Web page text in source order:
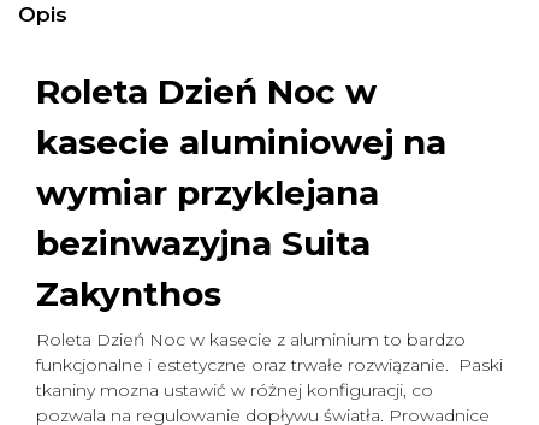
Opis
Roleta Dzień Noc w
kasecie aluminiowej na
wymiar przyklejana
bezinwazyjna Suita
Zakynthos
Roleta Dzień Noc w kasecie z aluminium to bardzo
funkcjonalne i estetyczne oraz trwałe rozwiązanie. Paski
tkaniny mozna ustawić w różnej konfiguracji, co
pozwala na regulowanie dopływu światła. Prowadnice